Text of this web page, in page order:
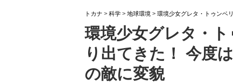
トカナ > 科学 > 地球環境 > 環境少女グレタ・トゥンベ
環境少女グレタ・
り出てきた！ 今度
の敵に変貌